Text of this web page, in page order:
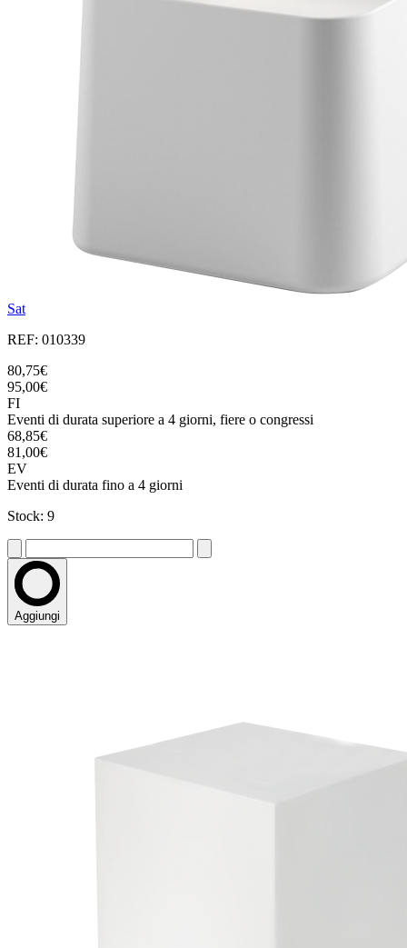
Sat
REF: 010339
80,75€
95,00€
FI
Eventi di durata superiore a 4 giorni, fiere o congressi
68,85€
81,00€
EV
Eventi di durata fino a 4 giorni
Stock: 9
Aggiungi